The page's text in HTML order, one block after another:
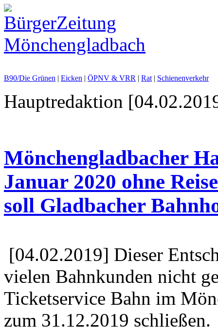
B90/Die Grünen | Eicken | ÖPNV & VRR | Rat | Schienenverkehr
Hauptredaktion
Mönchengladbacher
Januar 2020 ohne
soll Gladbacher
[04.02.2019] Dieser
vielen Bahn­kunden nicht
Ticketservice Bahn im
zum 31.12.2019 schließen.